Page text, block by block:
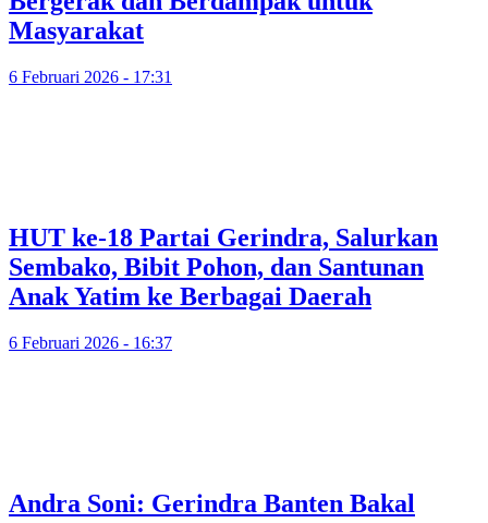
Masyarakat
6 Februari 2026 - 17:31
HUT ke-18 Partai Gerindra, Salurkan
Sembako, Bibit Pohon, dan Santunan
Anak Yatim ke Berbagai Daerah
6 Februari 2026 - 16:37
Andra Soni: Gerindra Banten Bakal